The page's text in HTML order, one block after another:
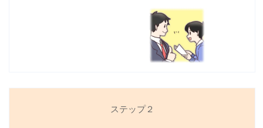
ステップ２